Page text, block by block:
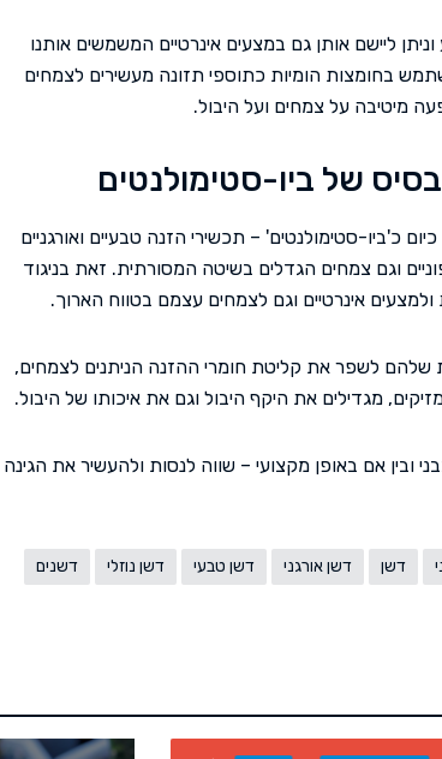
ליישם אותן גם במצעים אינרטיים המשמשים אותנו
בחומצות הומיות כתוספי תזונה מעשירים לצמחים
מיטיבה על צמחים ועל היבול.
של ביו-סטימולנטים
כ'ביו-סטימולנטים' – תכשירי הזנה טבעיים ואורגניים
וגם צמחים הגדלים בשיטה המסורתית. זאת בניגוד
אינרטיים וגם לצמחים עצמם בטווח הארוך.
שלהם לשפר את קליטת חומרי ההזנה הניתנים לצמחים,
מגדילים את היקף היבול וגם את איכותו של היבול.
ובין אם באופן מקצועי – שווה לנסות ולהעשיר את הגינה
דשן דשן אורגני דשן טבעי דשן נוזלי
דשנים